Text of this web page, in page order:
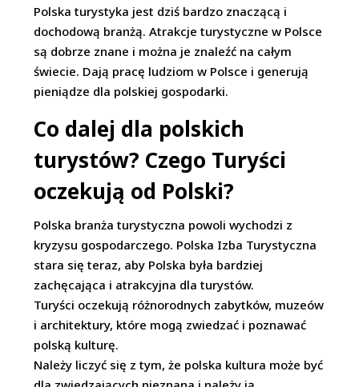
Polska turystyka jest dziś bardzo znaczącą i
dochodową branżą. Atrakcje turystyczne w Polsce
są dobrze znane i można je znaleźć na całym
świecie. Dają pracę ludziom w Polsce i generują
pieniądze dla polskiej gospodarki.
Co dalej dla polskich
turystów? Czego Turyści
oczekują od Polski?
Polska branża turystyczna powoli wychodzi z
kryzysu gospodarczego. Polska Izba Turystyczna
stara się teraz, aby Polska była bardziej
zachęcająca i atrakcyjna dla turystów.
Turyści oczekują różnorodnych zabytków, muzeów
i architektury, które mogą zwiedzać i poznawać
polską kulturę.
Należy liczyć się z tym, że polska kultura może być